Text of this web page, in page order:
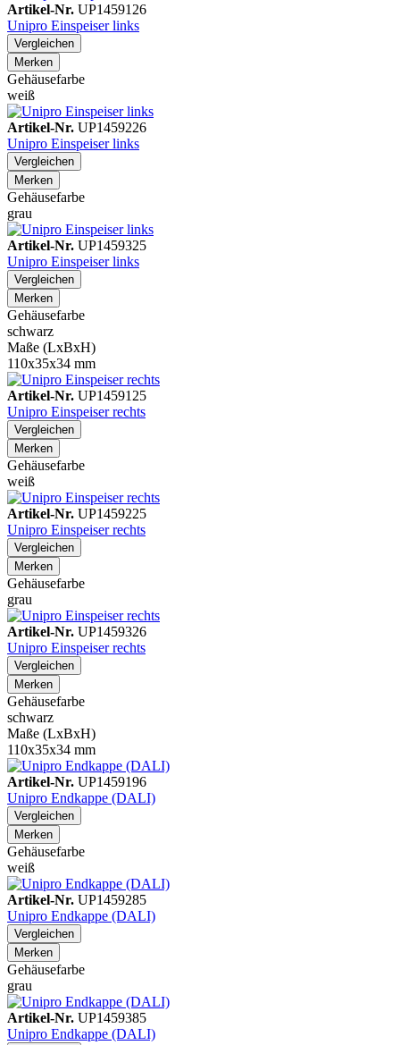
Artikel-Nr. UP1459126
Unipro Einspeiser links
Vergleichen
Merken
Gehäusefarbe
weiß
Artikel-Nr. UP1459226
Unipro Einspeiser links
Vergleichen
Merken
Gehäusefarbe
grau
Artikel-Nr. UP1459325
Unipro Einspeiser links
Vergleichen
Merken
Gehäusefarbe
schwarz
Maße (LxBxH)
110x35x34 mm
Artikel-Nr. UP1459125
Unipro Einspeiser rechts
Vergleichen
Merken
Gehäusefarbe
weiß
Artikel-Nr. UP1459225
Unipro Einspeiser rechts
Vergleichen
Merken
Gehäusefarbe
grau
Artikel-Nr. UP1459326
Unipro Einspeiser rechts
Vergleichen
Merken
Gehäusefarbe
schwarz
Maße (LxBxH)
110x35x34 mm
Artikel-Nr. UP1459196
Unipro Endkappe (DALI)
Vergleichen
Merken
Gehäusefarbe
weiß
Artikel-Nr. UP1459285
Unipro Endkappe (DALI)
Vergleichen
Merken
Gehäusefarbe
grau
Artikel-Nr. UP1459385
Unipro Endkappe (DALI)